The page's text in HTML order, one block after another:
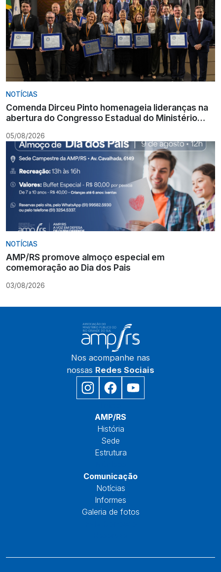
NOTÍCIAS
Comenda Dirceu Pinto homenageia lideranças na
abertura do Congresso Estadual do Ministério
05/08/2026
NOTÍCIAS
AMP/RS promove almoço especial em
comemoração ao Dia dos Pais
03/08/2026
Nos acompanhe nas
nossas Redes Sociais
AMP/RS
História
Sede
Estrutura
Comunicação
Notícias
Informes
Galeria de fotos